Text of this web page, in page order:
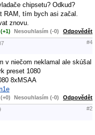
chipsetu? Odkud?
RAM, tím bych asi začal.
znovu.
Nesouhlasím (-0) Odpovědět
#4
v niečom neklamal ale skúšal
preset 1080
8xMSAA
Nesouhlasím (-0) Odpovědět
#2